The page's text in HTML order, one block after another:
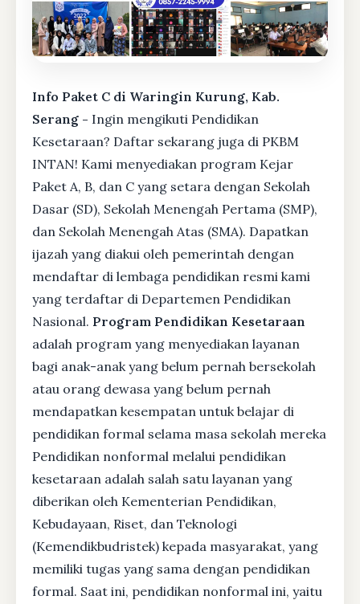
Info Paket C di Waringin Kurung, Kab.
Serang - Ingin mengikuti Pendidikan
Kesetaraan? Daftar sekarang juga di PKBM
INTAN! Kami menyediakan program Kejar
Paket A, B, dan C yang setara dengan Sekolah
Dasar (SD), Sekolah Menengah Pertama (SMP),
dan Sekolah Menengah Atas (SMA). Dapatkan
ijazah yang diakui oleh pemerintah dengan
mendaftar di lembaga pendidikan resmi kami
yang terdaftar di Departemen Pendidikan
Nasional. Program Pendidikan Kesetaraan
adalah program yang menyediakan layanan
bagi anak-anak yang belum pernah bersekolah
atau orang dewasa yang belum pernah
mendapatkan kesempatan untuk belajar di
pendidikan formal selama masa sekolah mereka
Pendidikan nonformal melalui pendidikan
kesetaraan adalah salah satu layanan yang
diberikan oleh Kementerian Pendidikan,
Kebudayaan, Riset, dan Teknologi
(Kemendikbudristek) kepada masyarakat, yang
memiliki tugas yang sama dengan pendidikan
formal. Saat ini, pendidikan nonformal ini, yaitu